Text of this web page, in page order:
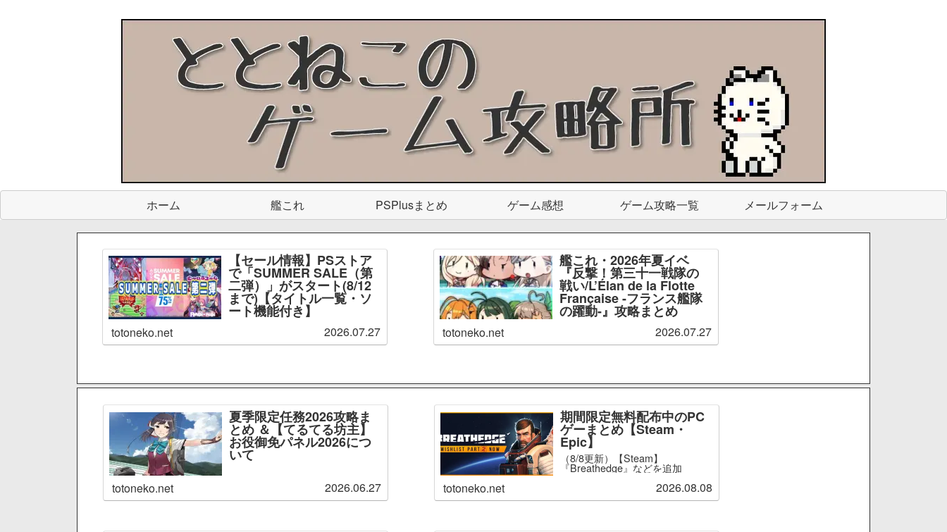
ホーム 艦これ PSPlusまとめ ゲーム感想 ゲーム攻略一覧 メールフォーム
【セール情報】PSストア
で「SUMMER SALE（第
二弾）」がスタート(8/12
まで)【タイトル一覧・ソ
ート機能付き】
totoneko.net 2026.07.27
艦これ・2026年夏イベ
『反撃！第三十一戦隊の
戦い/L’Élan de la Flotte
Française -フランス艦隊
の躍動-』攻略まとめ
totoneko.net 2026.07.27
夏季限定任務2026攻略ま
とめ ＆【てるてる坊主】
お役御免パネル2026につ
いて
totoneko.net 2026.06.27
期間限定無料配布中のPC
ゲーまとめ【Steam・
Epic】
（8/8更新）【Steam】
『Breathedge』などを追加
totoneko.net 2026.08.08